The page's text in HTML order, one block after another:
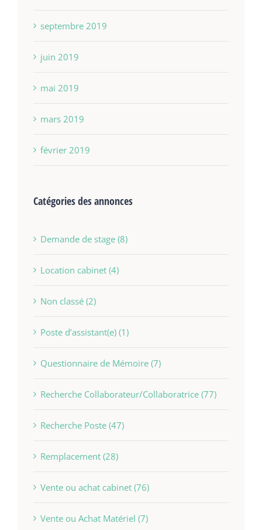
septembre 2019
juin 2019
mai 2019
mars 2019
février 2019
Catégories des annonces
Demande de stage (8)
Location cabinet (4)
Non classé (2)
Poste d’assistant(e) (1)
Questionnaire de Mémoire (7)
Recherche Collaborateur/Collaboratrice (77)
Recherche Poste (47)
Remplacement (28)
Vente ou achat cabinet (76)
Vente ou Achat Matériel (7)